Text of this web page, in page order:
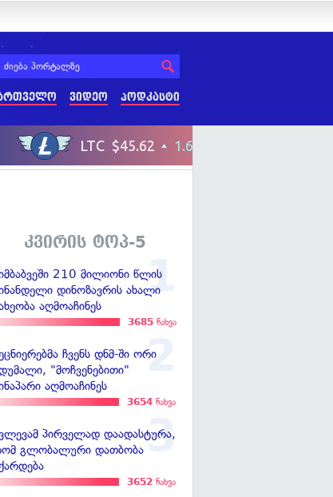
ვიდეო პოდკასტი
კვირის ტოპ-5
210 მილიონი წლის
დინოზავრის ახალი
აღმოაჩინეს
3685 ნახვა
ჩვენს დნმ-ში ორი
"მოჩვენებითი"
აღმოაჩინეს
3654 ნახვა
პირველად დაადასტურა,
გლობალური დათბობა
3652 ნახვა